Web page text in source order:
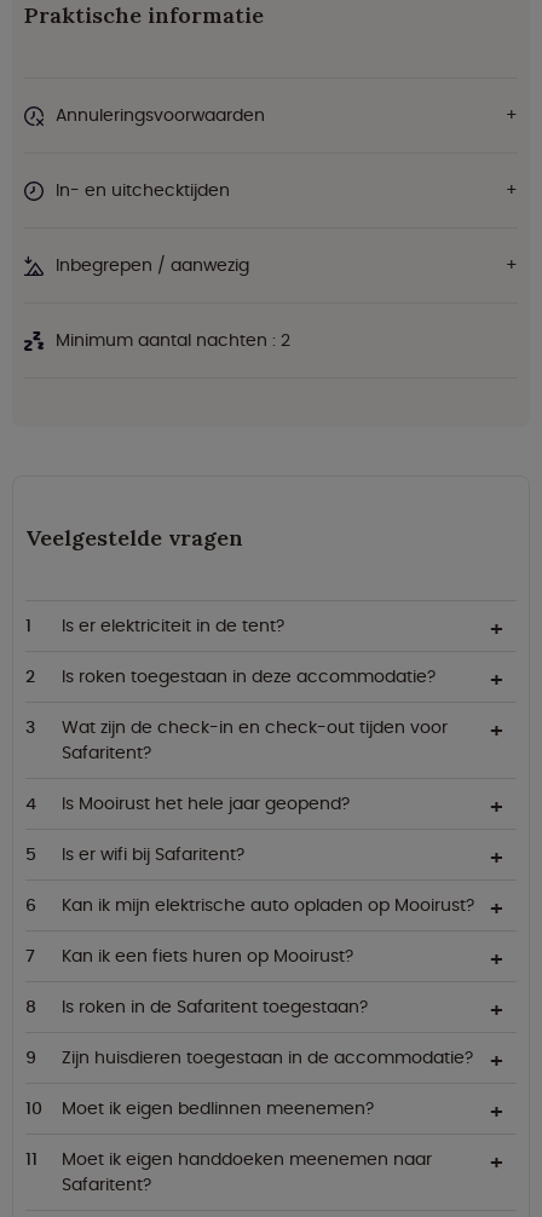
Praktische informatie
Annuleringsvoorwaarden
In- en uitchecktijden
Inbegrepen / aanwezig
Minimum aantal nachten : 2
Veelgestelde vragen
Is er elektriciteit in de tent?
Is roken toegestaan in deze accommodatie?
Wat zijn de check-in en check-out tijden voor
Safaritent?
Is Mooirust het hele jaar geopend?
Is er wifi bij Safaritent?
Kan ik mijn elektrische auto opladen op Mooirust?
Kan ik een fiets huren op Mooirust?
Is roken in de Safaritent toegestaan?
Zijn huisdieren toegestaan in de accommodatie?
Moet ik eigen bedlinnen meenemen?
Moet ik eigen handdoeken meenemen naar
Safaritent?